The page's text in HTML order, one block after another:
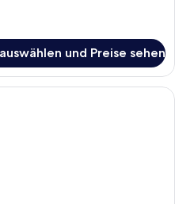
und Preise sehen
Ein Hotelzimmer mit Bett, Sofa,